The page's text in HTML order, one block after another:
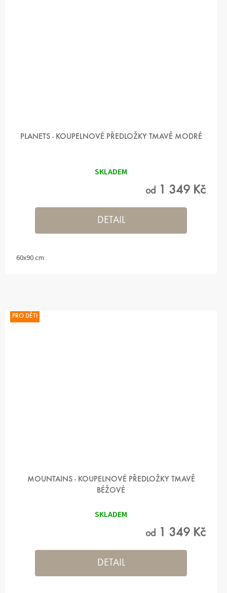
PLANETS - KOUPELNOVÉ PŘEDLOŽKY TMAVĚ MODRÉ
SKLADEM
od 1 349 Kč
DETAIL
60x90 cm
PRO DĚTI
MOUNTAINS - KOUPELNOVÉ PŘEDLOŽKY TMAVĚ
BÉŽOVÉ
SKLADEM
od 1 349 Kč
DETAIL